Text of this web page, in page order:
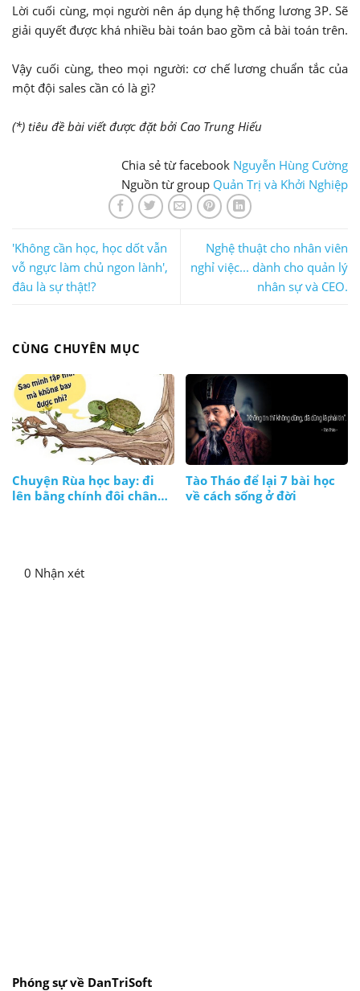
Lời cuối cùng, mọi người nên áp dụng hệ thống lương 3P. Sẽ
giải quyết được khá nhiều bài toán bao gồm cả bài toán trên.
Vậy cuối cùng, theo mọi người: cơ chế lương chuẩn tắc của
một đội sales cần có là gì?
(*) tiêu đề bài viết được đặt bởi Cao Trung Hiếu
Chia sẻ từ facebook Nguyễn Hùng Cường
Nguồn từ group Quản Trị và Khởi Nghiệp
'Không cần học, học dốt vẫn
vỗ ngực làm chủ ngon lành',
đâu là sự thật!?
Nghệ thuật cho nhân viên
nghỉ việc... dành cho quản lý
nhân sự và CEO.
CÙNG CHUYÊN MỤC
Chuyện Rùa học bay: đi
lên bằng chính đôi chân
Tào Tháo để lại 7 bài học
về cách sống ở đời
0 Nhận xét
Phóng sự về DanTriSoft